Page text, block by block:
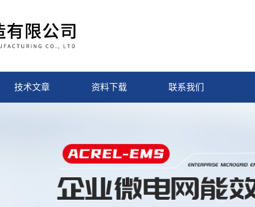
技术文章 资料下载 联系我们